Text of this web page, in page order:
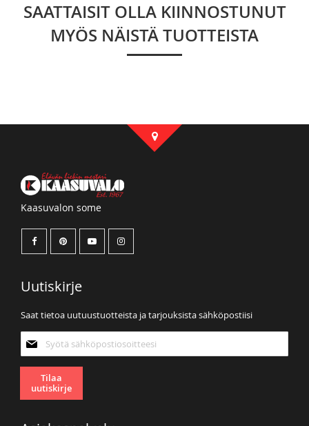
SAATTAISIT OLLA KIINNOSTUNUT
MYÖS NÄISTÄ TUOTTEISTA
Kaasuvalon some
Uutiskirje
Saat tietoa uutuustuotteista ja tarjouksista sähköpostiisi
uutiskirjeemme:
Tilaa
uutiskirje